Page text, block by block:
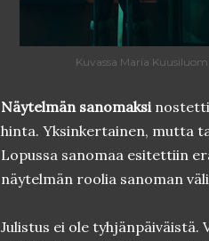
Kuvassa Maria
Näytelmän sanomaksi
hinta. Yksinkertainen, mutta
Lopussa sanomaa esitettiin
näytelmän roolia sanoman
Julistus ei ole tyhjänpäiväistä.